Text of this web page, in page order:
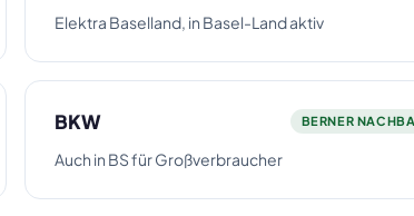
Elektra Baselland, in Basel-Land aktiv
BKW BERNER
Auch in BS für Großverbraucher